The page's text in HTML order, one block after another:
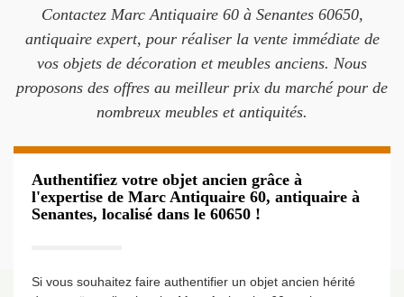
Contactez Marc Antiquaire 60 à Senantes 60650,
antiquaire expert, pour réaliser la vente immédiate de
vos objets de décoration et meubles anciens. Nous
proposons des offres au meilleur prix du marché pour de
nombreux meubles et antiquités.
Authentifiez votre objet ancien grâce à
l'expertise de Marc Antiquaire 60, antiquaire à
Senantes, localisé dans le 60650 !
Si vous souhaitez faire authentifier un objet ancien hérité